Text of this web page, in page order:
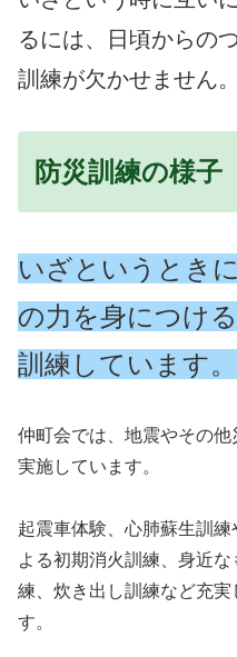
るには、日頃からの
訓練が欠かせません。
防災訓練の様子
いざというとき
の力を身につけ
訓練しています。
仲町会では、地震やその
実施しています。
起震車体験、心肺蘇生訓
よる初期消火訓練、身近な
練、炊き出し訓練など充
す。